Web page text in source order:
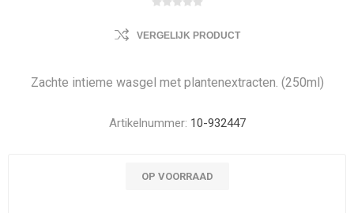
VERGELIJK PRODUCT
Zachte intieme wasgel met plantenextracten. (250ml)
Artikelnummer: 10-932447
OP VOORRAAD